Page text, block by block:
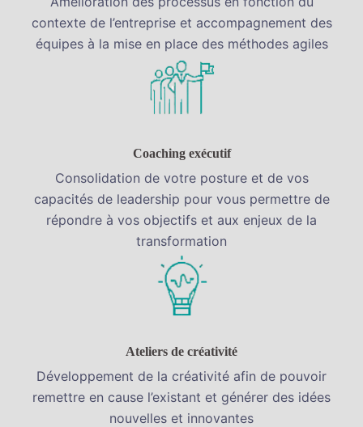
contexte de l’entreprise et accompagnement des
équipes à la mise en place des méthodes agiles
Coaching exécutif
Consolidation de votre posture et de vos
capacités de leadership pour vous permettre de
répondre à vos objectifs et aux enjeux de la
transformation
Ateliers de créativité
Développement de la créativité afin de pouvoir
remettre en cause l’existant et générer des idées
nouvelles et innovantes